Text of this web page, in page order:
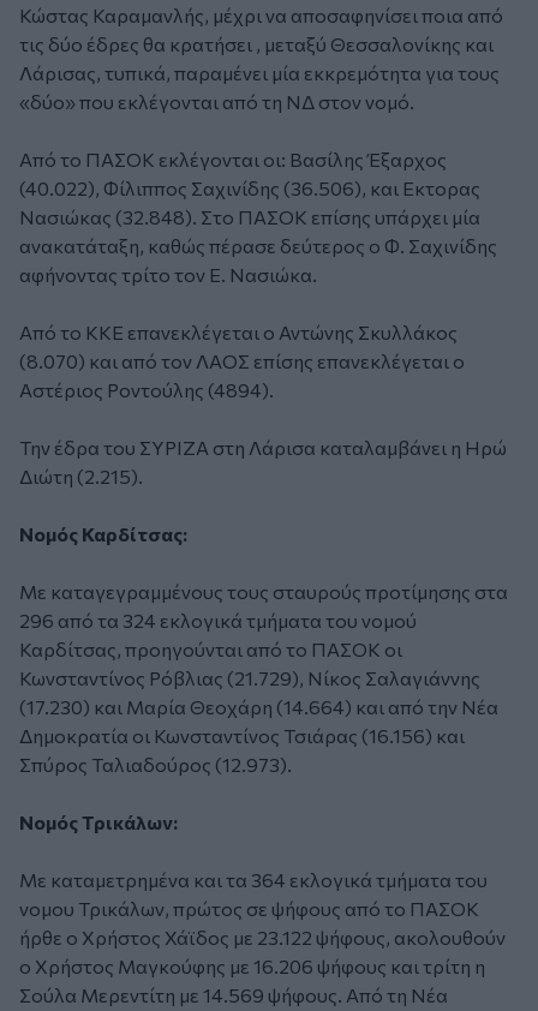
Κώστας Καραμανλής, μέχρι να αποσαφηνίσει ποια από
τις δύο έδρες θα κρατήσει , μεταξύ Θεσσαλονίκης και
Λάρισας, τυπικά, παραμένει μία εκκρεμότητα για τους
«δύο» που εκλέγονται από τη ΝΔ στον νομό.
Από το ΠΑΣΟΚ εκλέγονται οι: Βασίλης Έξαρχος
(40.022), Φίλιππος Σαχινίδης (36.506), και Εκτορας
Νασιώκας (32.848). Στο ΠΑΣΟΚ επίσης υπάρχει μία
ανακατάταξη, καθώς πέρασε δεύτερος ο Φ. Σαχινίδης
αφήνοντας τρίτο τον Ε. Νασιώκα.
Από το ΚΚΕ επανεκλέγεται ο Αντώνης Σκυλλάκος
(8.070) και από τον ΛΑΟΣ επίσης επανεκλέγεται ο
Αστέριος Ροντούλης (4894).
Την έδρα του ΣΥΡΙΖΑ στη Λάρισα καταλαμβάνει η Ηρώ
Διώτη (2.215).
Νομός Καρδίτσας:
Με καταγεγραμμένους τους σταυρούς προτίμησης στα
296 από τα 324 εκλογικά τμήματα του νομού
Καρδίτσας, προηγούνται από το ΠΑΣΟΚ οι
Κωνσταντίνος Ρόβλιας (21.729), Νίκος Σαλαγιάννης
(17.230) και Μαρία Θεοχάρη (14.664) και από την Νέα
Δημοκρατία οι Κωνσταντίνος Τσιάρας (16.156) και
Σπύρος Ταλιαδούρος (12.973).
Νομός Τρικάλων:
Με καταμετρημένα και τα 364 εκλογικά τμήματα του
νομου Τρικάλων, πρώτος σε ψήφους από το ΠΑΣΟΚ
ήρθε ο Χρήστος Χάϊδος με 23.122 ψήφους, ακολουθούν
ο Χρήστος Μαγκούφης με 16.206 ψήφους και τρίτη η
Σούλα Μερεντίτη με 14.569 ψήφους. Από τη Νέα